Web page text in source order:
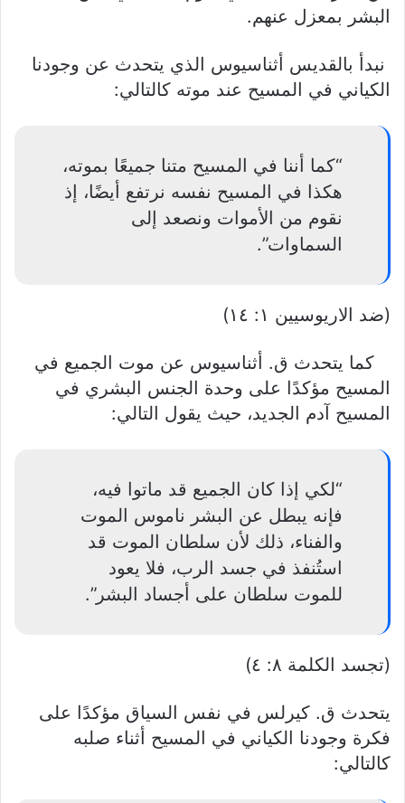
البشر بمعزل عنهم.
نبدأ بالقديس أثناسيوس الذي يتحدث عن وجودنا
الكياني في المسيح عند موته كالتالي:
“كما أننا في المسيح متنا جميعًا بموته،
هكذا في المسيح نفسه نرتفع أيضًا، إذ
نقوم من الأموات ونصعد إلى
السماوات”.
(ضد الاريوسيين ١: ١٤)
كما يتحدث ق. أثناسيوس عن موت الجميع في
المسيح مؤكدًا على وحدة الجنس البشري في
المسيح آدم الجديد، حيث يقول التالي:
“لكي إذا كان الجميع قد ماتوا فيه،
فإنه يبطل عن البشر ناموس الموت
والفناء، ذلك لأن سلطان الموت قد
استُنفذ في جسد الرب، فلا يعود
للموت سلطان على أجساد البشر”.
(تجسد الكلمة ٨: ٤)
يتحدث ق. كيرلس في نفس السياق مؤكدًا على
فكرة وجودنا الكياني في المسيح أثناء صلبه
كالتالي: